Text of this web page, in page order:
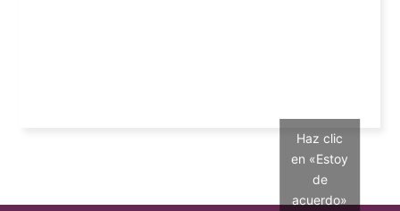
Haz clic
en «Estoy
de
acuerdo»